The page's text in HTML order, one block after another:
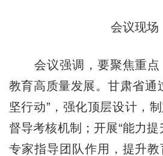
会议现场
会议强调，要聚焦重点
教育高质量发展。甘肃省通
坚行动”，强化顶层设计，
督导考核机制；开展“能力
专家指导团队作用，提升